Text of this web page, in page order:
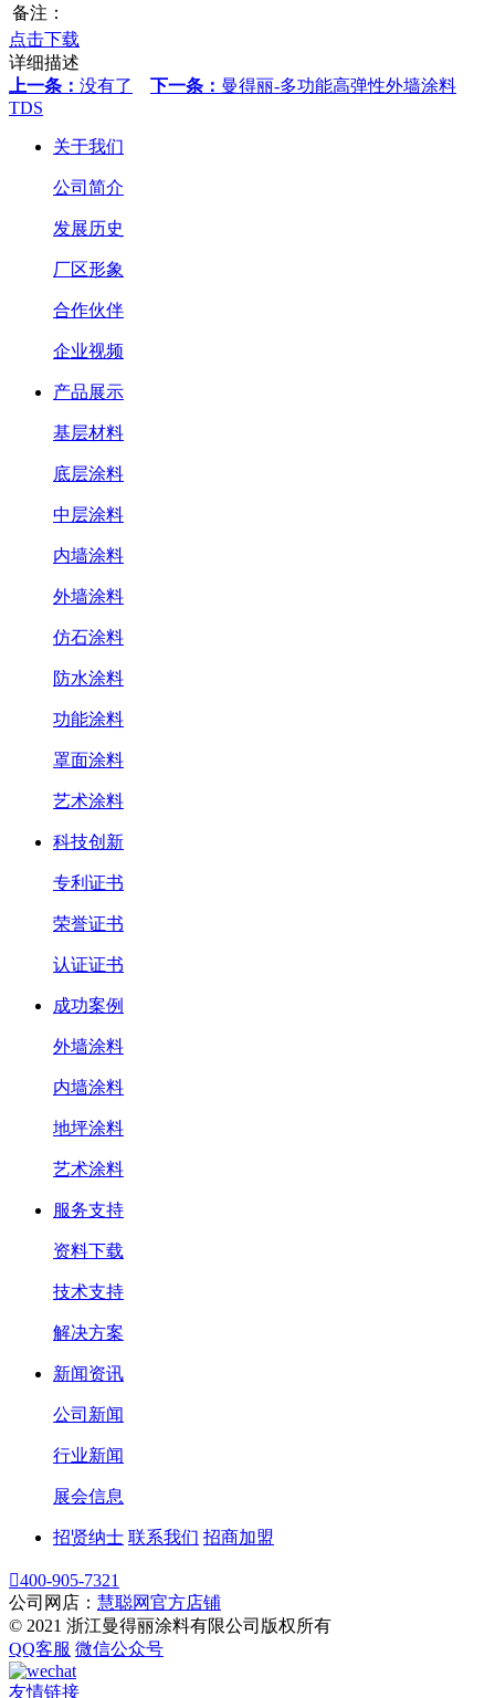
备注：
点击下载
详细描述
上一条： 没有了 下一条： 曼得丽-多功能高弹性外墙涂料
TDS
关于我们
公司简介
发展历史
厂区形象
合作伙伴
企业视频
产品展示
基层材料
底层涂料
中层涂料
内墙涂料
外墙涂料
仿石涂料
防水涂料
功能涂料
罩面涂料
艺术涂料
科技创新
专利证书
荣誉证书
认证证书
成功案例
外墙涂料
内墙涂料
地坪涂料
艺术涂料
服务支持
资料下载
技术支持
解决方案
新闻资讯
公司新闻
行业新闻
展会信息
招贤纳士 联系我们 招商加盟
400-905-7321
公司网店： 慧聪网官方店铺
© 2021 浙江曼得丽涂料有限公司版权所有
QQ客服 微信公众号
友情链接